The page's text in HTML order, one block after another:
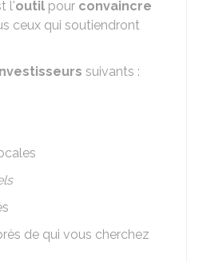
l'outil pour convaincre
ceux qui soutiendront
suivants :
de qui vous cherchez